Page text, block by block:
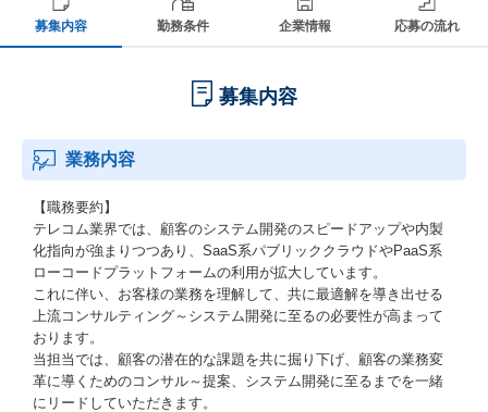
募集内容 勤務条件 企業情報 応募の流れ
募集内容
業務内容
【職務要約】
テレコム業界では、顧客のシステム開発のスピードアップや内製
化指向が強まりつつあり、SaaS系パブリッククラウドやPaaS系
ローコードプラットフォームの利用が拡大しています。
これに伴い、お客様の業務を理解して、共に最適解を導き出せる
上流コンサルティング～システム開発に至るの必要性が高まって
おります。
当担当では、顧客の潜在的な課題を共に掘り下げ、顧客の業務変
革に導くためのコンサル～提案、システム開発に至るまでを一緒
にリードしていただきます。